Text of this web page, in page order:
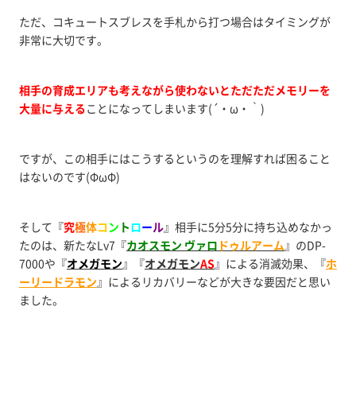
ただ、コキュートスブレスを手札から打つ場合はタイミングが
非常に大切です。
相手の育成エリアも考えながら使わないとただただメモリーを
大量に与えることになってしまいます(´・ω・｀)
ですが、この相手にはこうするというのを理解すれば困ること
はないのです(ΦωΦ)
そして『究極体コン トロール』相手に5分5分に持ち込めなかっ
たのは、新たなLv7『カオスモン ヴァロ ドゥルアーム』のDP-
7000や『オメガモン』『オメガモンAS』による消滅効果、『ホ
ーリードラモン』によるリカバリーなどが大きな要因だと思い
ました。